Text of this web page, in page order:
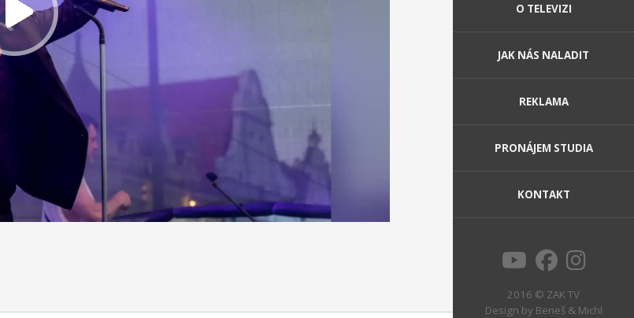
O TELEVIZI
JAK NÁS NALADIT
REKLAMA
PRONÁJEM STUDIA
KONTAKT
2016 © ZAK TV
Design by Beneš & Michl